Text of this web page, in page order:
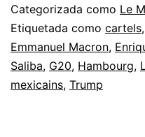
Categorizada como Le
Etiquetada como cartels,
Emmanuel Macron,
Saliba, G20, Hambourg,
mexicains, Trump